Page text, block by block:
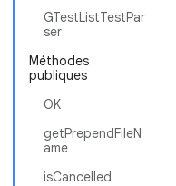
GTestListTestPar
ser
Méthodes
publiques
OK
getPrependFileN
ame
isCancelled